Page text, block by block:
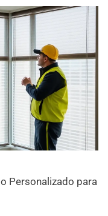
Personalizado para